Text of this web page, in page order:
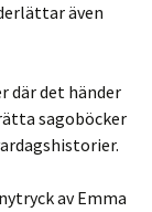
även
där det händer
sagoböcker
av Emma